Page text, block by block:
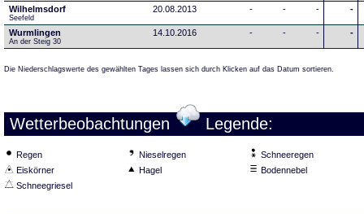
Wilhelmsdorf
Seefeld
20.08.2013 - - - -
Wurmlingen
An der Steig 30
14.10.2016 - - - -
Die Niederschlagswerte des gewählten Tages lassen sich durch Klicken auf das Datum sortieren.
Wetterbeobachtungen Legende:
Regen Nieselregen
Schneeregen
Eiskörner
Hagel
Bodennebel
Schneegriesel